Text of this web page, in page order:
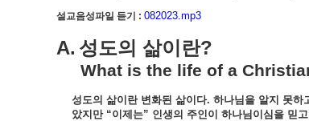
설교음성파일 듣기 : 082023.mp3
A. 성도의 삶이란?
What is the life of a
성도의 삶이란 변화된 삶이다. 하나님을 알지 못하
았지만“이제는” 인생의 주인이 하나님이심을 믿고